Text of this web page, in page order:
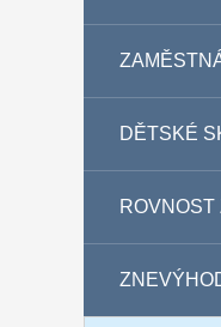
DĚTSKÉ
ROVNOST